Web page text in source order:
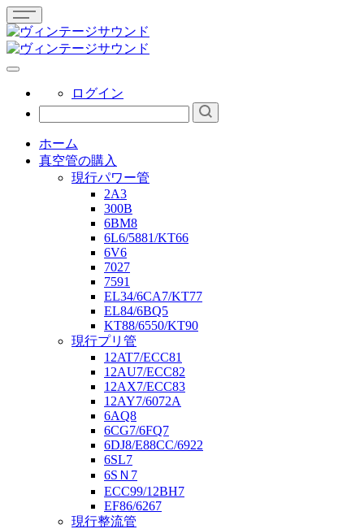
ログイン
ホーム
真空管の購入
現行パワー管
2A3
300B
6BM8
6L6/5881/KT66
6V6
7027
7591
EL34/6CA7/KT77
EL84/6BQ5
KT88/6550/KT90
現行プリ管
12AT7/ECC81
12AU7/ECC82
12AX7/ECC83
12AY7/6072A
6AQ8
6CG7/6FQ7
6DJ8/E88CC/6922
6SL7
6SＮ7
ECC99/12BH7
EF86/6267
現行整流管